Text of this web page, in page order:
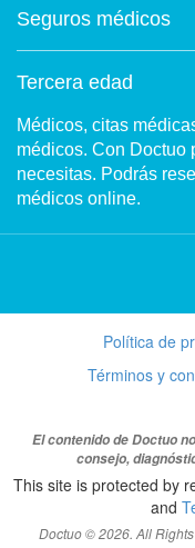
Seguros médicos
Tercera edad
Médicos, citas
médicos. Con Doctuo
necesitas. Podrás
médicos online.
Política de
Términos y
El contenido de Doctuo
consejo,
This site is protected by
and
Doctuo © 2026. All